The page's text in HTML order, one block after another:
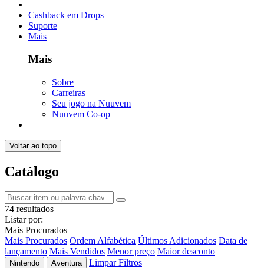
Cashback em Drops
Suporte
Mais
Mais
Sobre
Carreiras
Seu jogo na Nuuvem
Nuuvem Co-op
Voltar ao topo
Catálogo
74 resultados
Listar por:
Mais Procurados
Mais Procurados Ordem Alfabética Últimos Adicionados Data de
lançamento Mais Vendidos Menor preço Maior desconto
Nintendo Aventura
Limpar Filtros